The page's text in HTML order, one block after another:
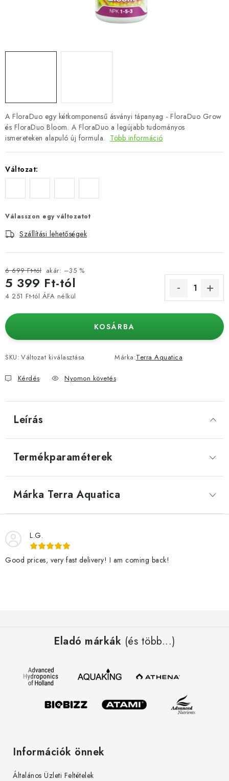
A FloraDuo egy kétkomponensű ásványi tápanyag - FloraDuo Grow
és FloraDuo Bloom. A FloraDuo a legújabb tudományos
ismereteken alapuló új formula. Több információ
Változat:
Válasszon egy változatot
Szállítási lehetőségek
6 699 Ft-tól akár: –35 %
5 399 Ft-tól
4 251 Ft-tól ÁFA nélkül
KOSÁRBA
SKU: Változat kiválasztása Márka:Terra Aquatica
Kérdés Nyomon követés
Leírás
Termékparaméterek
Márka Terra Aquatica
L.G.
Good prices, very fast delivery! I am coming back!
Eladó márkák (és több...)
Információk önnek
Általános Üzleti Feltételek